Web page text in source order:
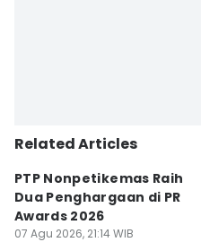
Related Articles
PTP Nonpetikemas Raih
Dua Penghargaan di PR
Awards 2026
07 Agu 2026, 21:14 WIB